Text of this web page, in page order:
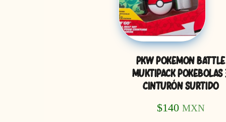
PKW POKEMON BATTLE
MUKTIPACK POKEBOLAS
CINTURÓN SURTIDO
$140 MXN